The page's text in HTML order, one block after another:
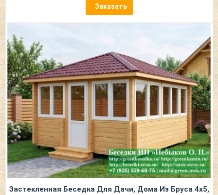
Заказать
Застекленная Беседка Для Дачи, Дома Из Бруса 4х5,